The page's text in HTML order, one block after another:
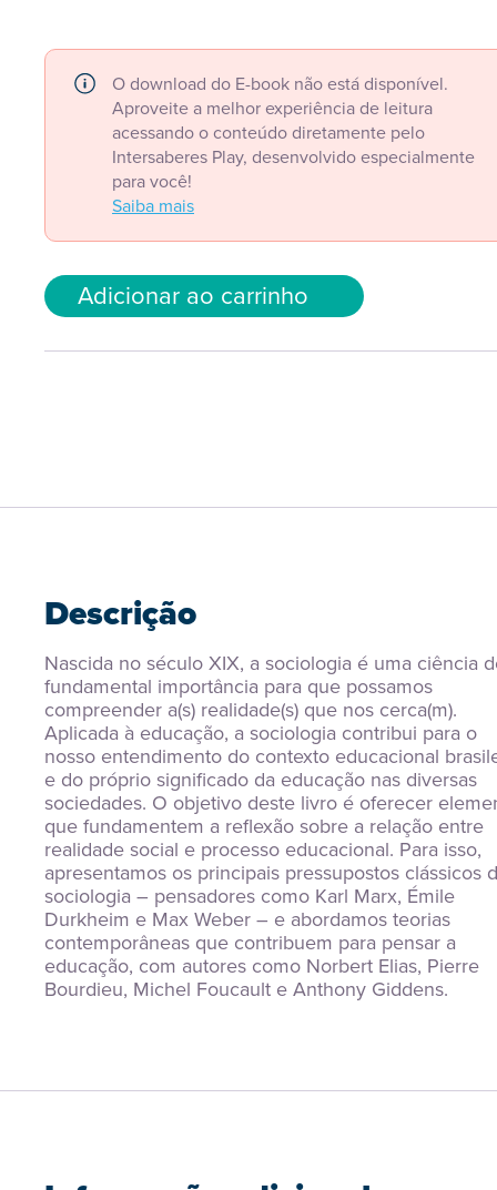
O download do E-book não está disponível.
Aproveite a melhor experiência de leitura
acessando o conteúdo diretamente pelo
Intersaberes Play, desenvolvido especialmente
para você!
Saiba mais
Adicionar ao carrinho
Descrição
Nascida no século XIX, a sociologia é uma ciência
fundamental importância para que possamos
compreender a(s) realidade(s) que nos cerca(m).
Aplicada à educação, a sociologia contribui para o
nosso entendimento do contexto educacional
e do próprio significado da educação nas diversas
sociedades. O objetivo deste livro é oferecer
que fundamentem a reflexão sobre a relação entre
realidade social e processo educacional. Para isso,
apresentamos os principais pressupostos clássicos
sociologia – pensadores como Karl Marx, Émile
Durkheim e Max Weber – e abordamos teorias
contemporâneas que contribuem para pensar a
educação, com autores como Norbert Elias, Pierre
Bourdieu, Michel Foucault e Anthony Giddens.